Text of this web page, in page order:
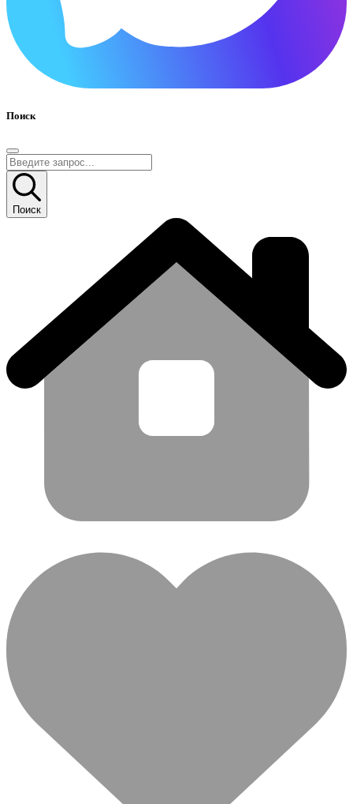
Поиск
Поиск